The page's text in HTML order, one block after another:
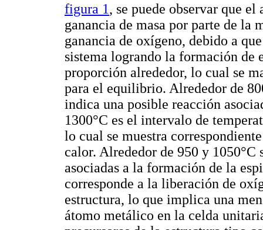
figura 1, se puede observar que
ganancia de masa por parte de la
ganancia de oxígeno, debido a
sistema logrando la formación de
proporción alrededor, lo cual se
para el equilibrio. Alrededor de
indica una posible reacción
1300°C es el intervalo de
lo cual se muestra
calor. Alrededor de 950 y 1050°C
asociadas a la formación de la
corresponde a la liberación de
estructura, lo que implica una
átomo metálico en la celda